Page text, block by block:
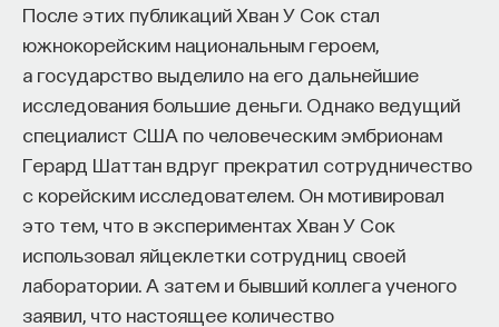
После этих публикаций Хван У Сок стал
южнокорейским национальным героем,
а государство выделило на его дальнейшие
исследования большие деньги. Однако ведущий
специалист США по человеческим эмбрионам
Герард Шаттан вдруг прекратил сотрудничество
с корейским исследователем. Он мотивировал
это тем, что в экспериментах Хван У Сок
использовал яйцеклетки сотрудниц своей
лаборатории. А затем и бывший коллега ученого
заявил, что настоящее количество